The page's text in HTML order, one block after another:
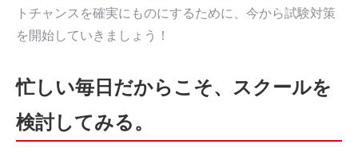
トチャンスを確実にものにするために、今から試験対策
を開始していきましょう！
忙しい毎日だからこそ、スクールを
検討してみる。